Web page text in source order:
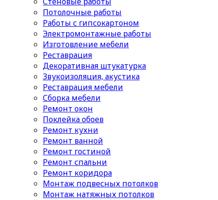
Потолочные работы
Работы с гипсокартоном
Электромонтажные работы
Изготовление мебели
Реставрация
Декоративная штукатурка
Звукоизоляция, акустика
Реставрация мебели
Сборка мебели
Ремонт окон
Поклейка обоев
Ремонт кухни
Ремонт ванной
Ремонт гостиной
Ремонт спальни
Ремонт коридора
Монтаж подвесных потолков
Монтаж натяжных потолков